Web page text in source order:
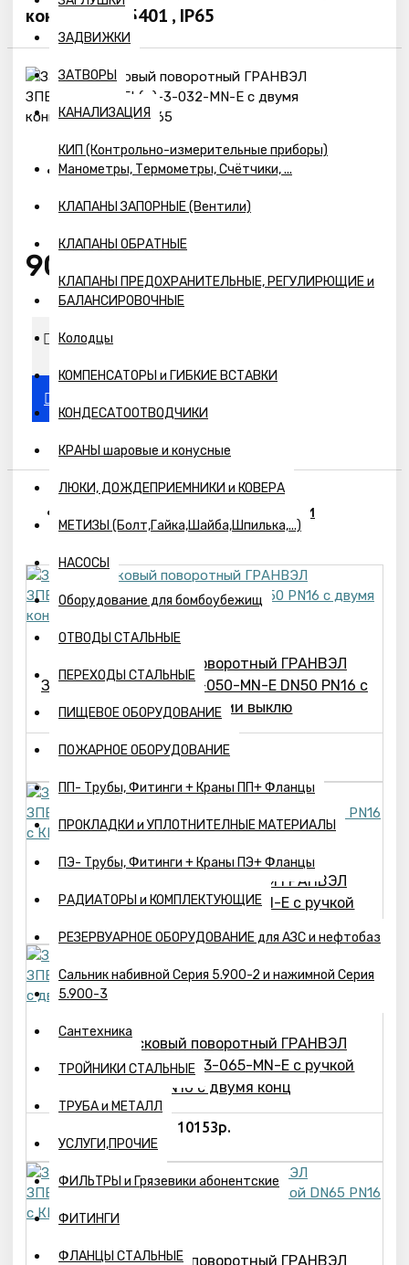
ЗАДВИЖКИ
ЗАТВОРЫ
КАНАЛИЗАЦИЯ
КИП (Контрольно-измерительные приборы)
Манометры, Термометры, Счётчики, ...
КЛАПАНЫ ЗАПОРНЫЕ (Вентили)
КЛАПАНЫ ОБРАТНЫЕ
КЛАПАНЫ ПРЕДОХРАНИТЕЛЬНЫЕ, РЕГУЛИРЮЩИЕ и
БАЛАНСИРОВОЧНЫЕ
Колодцы
КОМПЕНСАТОРЫ и ГИБКИЕ ВСТАВКИ
КОНДЕСАТООТВОДЧИКИ
КРАНЫ шаровые и конусные
ЛЮКИ, ДОЖДЕПРИЕМНИКИ и КОВЕРА
МЕТИЗЫ (Болт,Гайка,Шайба,Шпилька,...)
НАСОСЫ
Оборудование для бомбоубежищ
ОТВОДЫ СТАЛЬНЫЕ
ПЕРЕХОДЫ СТАЛЬНЫЕ
ПИЩЕВОЕ ОБОРУДОВАНИЕ
ПОЖАРНОЕ ОБОРУДОВАНИЕ
ПП- Трубы, Фитинги + Краны ПП+ Фланцы
ПРОКЛАДКИ и УПЛОТНИТЕЛНЫЕ МАТЕРИАЛЫ
ПЭ- Трубы, Фитинги + Краны ПЭ+ Фланцы
РАДИАТОРЫ и КОМПЛЕКТУЮЩИЕ
РЕЗЕРВУАРНОЕ ОБОРУДОВАНИЕ для АЗС и нефтобаз
Сальник набивной Серия 5.900-2 и нажимной Серия
5.900-3
Сантехника
ТРОЙНИКИ СТАЛЬНЫЕ
ТРУБА и МЕТАЛЛ
УСЛУГИ,ПРОЧИЕ
ФИЛЬТРЫ и Грязевики абонентские
ФИТИНГИ
ФЛАНЦЫ СТАЛЬНЫЕ
конц.выкл.A5401 , IP65
Предзаказ
9088р.
ВЫ СМОТРЕЛИ
Затвор дисковый поворотный ГРАНВЭЛ
ЗПВС-050-1,6-FL(w)-3-050-MN-E DN50 PN16 с
двумя концевыми выклю
9621р.
Затвор дисковый поворотный ГРАНВЭЛ
ЗПВС-050-1,6-FL(w)-3-050-MN-E с ручкой
Затвор дисковый поворотный ГРАНВЭЛ
ЗПВС-065-1,6-FL(w)-3-065-MN-E с ручкой
DN65 PN16 с двумя конц
10153р.
Затвор дисковый поворотный ГРАНВЭЛ